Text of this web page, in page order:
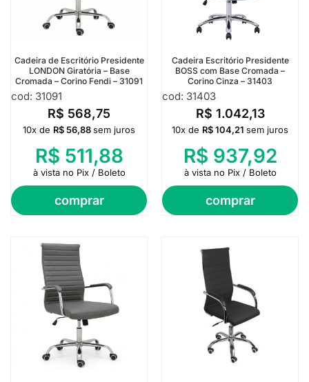
Cadeira de Escritório Presidente
LONDON Giratória – Base
Cromada – Corino Fendi – 31091
cod: 31091
R$ 568,75
comprar
10x de R$56,88sem juros
R$ 511,88
à vista no Pix / Boleto
Cadeira Escritório Presidente
BOSS com Base Cromada –
Corino Cinza – 31403
cod: 31403
R$ 1.042,13
comprar
10x de R$104,21 sem juros
R$ 937,92
à vista no Pix / Boleto